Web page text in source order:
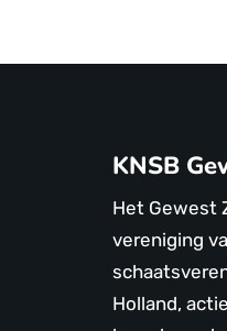
KNSB
Het Gewest
vereniging
Holland,